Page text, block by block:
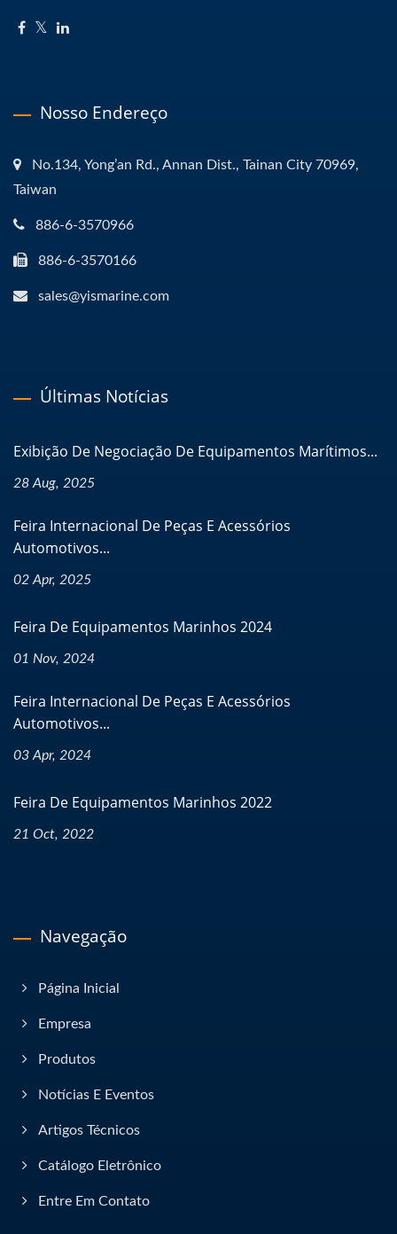
Nosso Endereço
No.134, Yong’an Rd., Annan Dist., Tainan City 70969,
Taiwan
886-6-3570966
886-6-3570166
sales@yismarine.com
Últimas Notícias
Exibição De Negociação De Equipamentos Marítimos...
28 Aug, 2025
Feira Internacional De Peças E Acessórios
Automotivos...
02 Apr, 2025
Feira De Equipamentos Marinhos 2024
01 Nov, 2024
Feira Internacional De Peças E Acessórios
Automotivos...
03 Apr, 2024
Feira De Equipamentos Marinhos 2022
21 Oct, 2022
Navegação
Página Inicial
Empresa
Produtos
Notícias E Eventos
Artigos Técnicos
Catálogo Eletrônico
Entre Em Contato